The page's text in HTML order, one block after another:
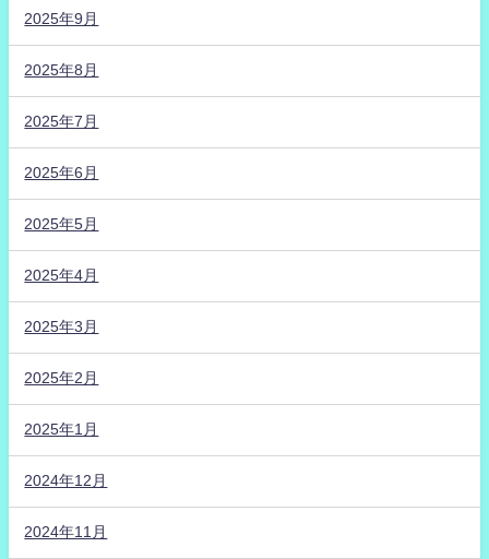
2025年9月
2025年8月
2025年7月
2025年6月
2025年5月
2025年4月
2025年3月
2025年2月
2025年1月
2024年12月
2024年11月